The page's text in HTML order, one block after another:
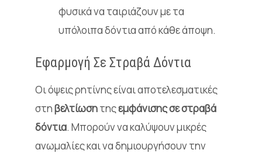
φυσικά να ταιριάζουν με τα
υπόλοιπα δόντια από κάθε άποψη.
Εφαρμογή Σε Στραβά Δόντια
Οι όψεις ρητίνης είναι αποτελεσματικές
στηβελτίωσητηςεμφάνισης σε στραβά
δόντια. Μπορούν να καλύψουν μικρές
ανωμαλίες και να δημιουργήσουν την